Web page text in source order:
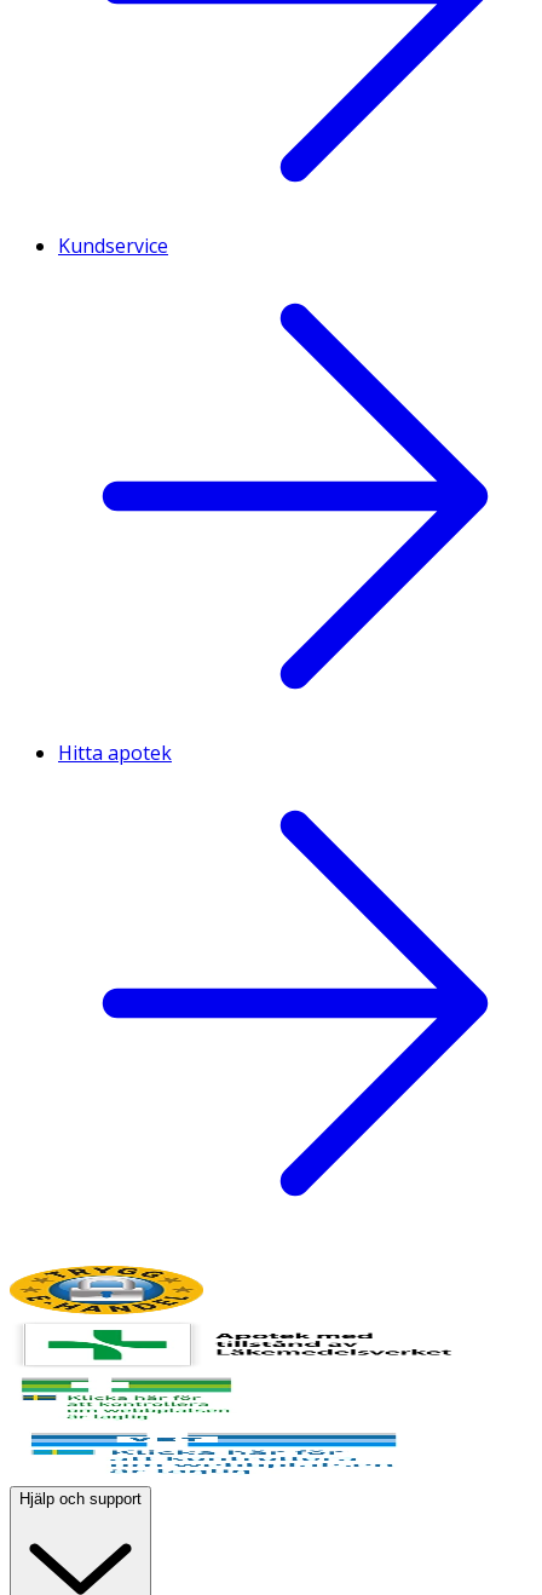
Kundservice
Hitta apotek
Hjälp och support